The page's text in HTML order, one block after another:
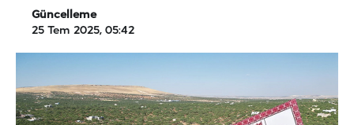
Güncelleme
25 Tem 2025, 05:42